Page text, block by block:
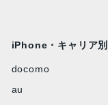
iPhone・キャリア別
docomo
au